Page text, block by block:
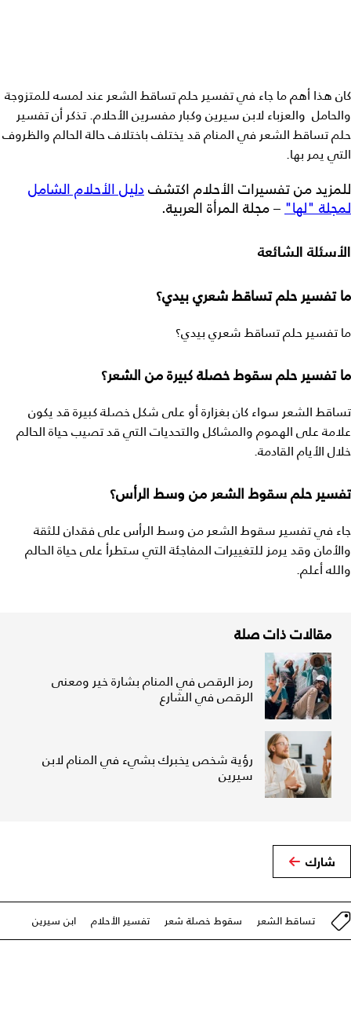
كان هذا أهم ما جاء فيتفسير حلم تساقط الشعر عند لمسه للمتزوجة
والحامل والعزباء لابن سيرين وكبار مفسرين الأحلام. تذكر أنتفسير
حلم تساقط الشعر في المنامقد يختلف باختلاف حالة الحالم والظروف
التي يمر بها.
للمزيد من تفسيرات الأحلام اكتشفدليل الأحلام الشامل
لمجلة "لها"– مجلة المرأة العربية.
الأسئلة الشائعة
ما تفسير حلم تساقط شعري بيدي؟
ما تفسير حلم تساقط شعري بيدي؟
ما تفسير حلم سقوط خصلة كبيرة من الشعر؟
تساقط الشعر سواء كان بغزارة أو على شكل خصلة كبيرة قد يكون
علامة على الهموم والمشاكل والتحديات التي قد تصيب حياة الحالم
خلال الأيام القادمة.
تفسير حلم سقوط الشعر من وسط الرأس؟
جاء في تفسير سقوط الشعر من وسط الرأس على فقدان للثقة
والأمان وقد يرمز للتغييرات المفاجئة التي ستطرأ على حياة الحالم
والله أعلم.
مقالات ذات صلة
رمز الرقص في المنام بشارة خير ومعنى
الرقص في الشارع
رؤية شخص يخبرك بشيء في المنام لابن
سيرين
شارك
تساقط الشعر سقوط خصلة شعر تفسير الأحلام ابن سيرين